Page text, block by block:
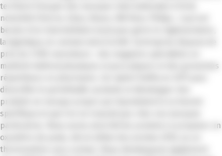
territoire français des marques internationales à forte
notoriété (Omron, Edan, Braun, Hill-Rom, Philips…) qui ont
besoin d’un intermédiaire local pour gérer le réglementaire,
la logistique, le commercial et la SAV. L’entreprise dispose de
près de 2 500 revendeurs : des magasins spécialisés en
matériel médical physiques et pure players et des grossistes
répartiteurs en pharmacie. J’ai rejoint Frafito en 2011 pour
diversifier le portefeuille-produits et développer des
produits en marque propre qui répondaient à un besoin
spécifique et que l’on ne trouvait pas chez nos marques
partenaires. Nous avons ainsi été les premiers à proposer un
oxymètre de pouls, dès le début des années 2010, ou un
thermomètre sans contact. Nous développons également